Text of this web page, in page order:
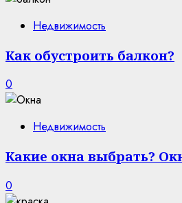
Недвижимость
Как обустроить балкон?
0
Недвижимость
Какие окна выбрать?
0